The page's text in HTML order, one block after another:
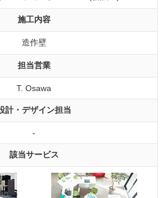
施工内容
造作壁
担当営業
T. Osawa
計・デザイン担当
-
該当サービス